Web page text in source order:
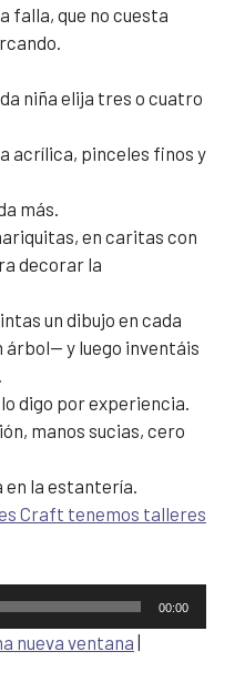
falla, que no cuesta
niña elija tres o cuatro
acrílica, pinceles finos y
más.
en caritas con
decorar la
un dibujo en cada
árbol— y luego inventáis
digo por experiencia.
manos sucias, cero
en la estantería.
Craft tenemos talleres
00:00
nueva ventana |